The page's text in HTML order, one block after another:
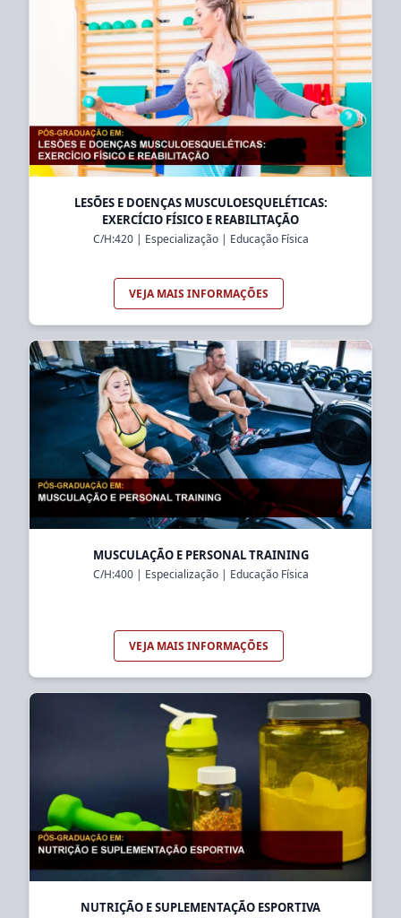
LESÕES E DOENÇAS MUSCULOESQUELÉTICAS:
EXERCÍCIO FÍSICO E REABILITAÇÃO
C/H:420| Especialização| Educação Física
VEJA MAIS INFORMAÇÕES
MUSCULAÇÃO E PERSONAL TRAINING
C/H:400| Especialização| Educação Física
VEJA MAIS INFORMAÇÕES
NUTRIÇÃO E SUPLEMENTAÇÃO ESPORTIVA